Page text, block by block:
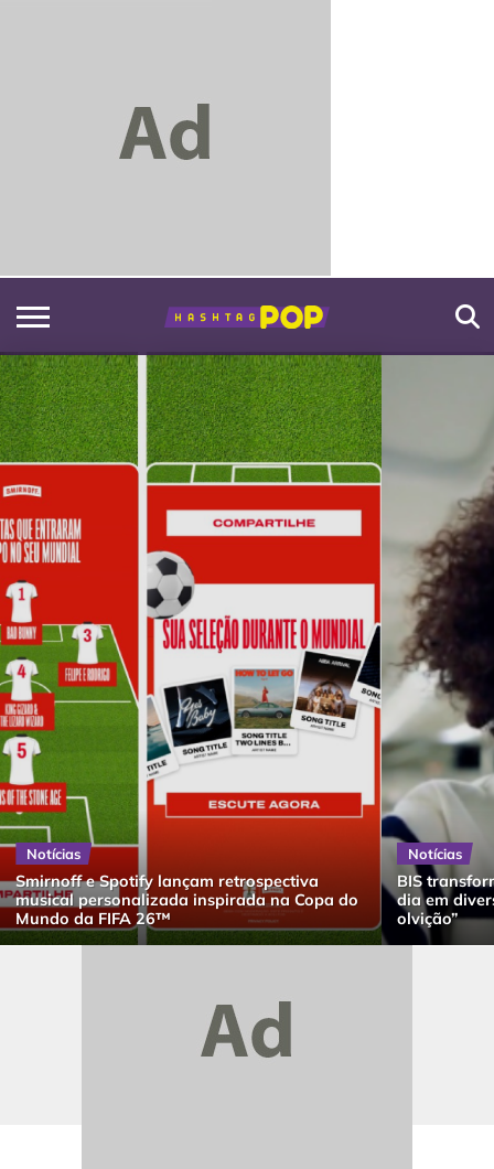
Notícias
Smirnoff e Spotify lançam retrospectiva
musical personalizada inspirada na Copa do
Mundo da FIFA 26™
Notícias
BIS
dia em
olvição”